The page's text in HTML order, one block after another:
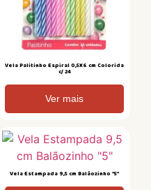
Vela Palitinho Espiral 0,5X6 cm Colorida
c/ 24
Ver mais
Vela Estampada 9,5 cm Balãozinho “5”